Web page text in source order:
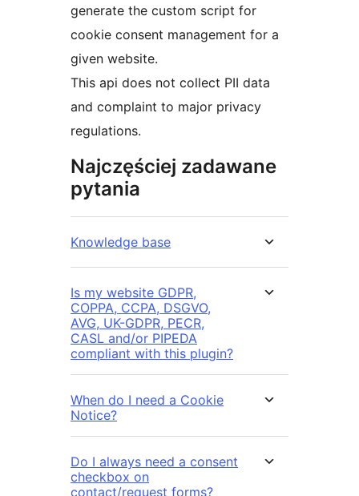
generate the custom script for
cookie consent management for a
given website.
This api does not collect PII data
and complaint to major privacy
regulations.
Najczęściej zadawane
pytania
Knowledge base
Is my website GDPR,
COPPA, CCPA, DSGVO,
AVG, UK-GDPR, PECR,
CASL and/or PIPEDA
compliant with this plugin?
When do I need a Cookie
Notice?
Do I always need a consent
checkbox on
contact/request forms?